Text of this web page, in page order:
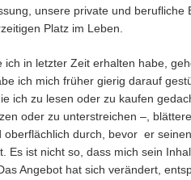
unsere private und
Platz im Leben.
ich in letzter Zeit erhalten habe,
ich mich früher gierig darauf
ich zu lesen oder zu kaufen
oder zu unterstreichen –,
oberflächlich durch, bevor er
Es ist nicht so, dass mich sein
Angebot hat sich verändert,